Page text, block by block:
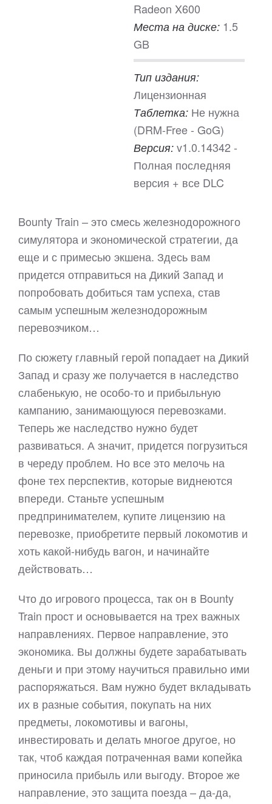
Radeon X600
Места на диске: 1.5
GB
Тип издания:
Лицензионная
Таблетка: Не нужна
(DRM-Free - GoG)
Версия: v1.0.14342 -
Полная последняя
версия + все DLC
Bounty Train – это смесь железнодорожного
симулятора и экономической стратегии, да
еще и с примесью экшена. Здесь вам
придется отправиться на Дикий Запад и
попробовать добиться там успеха, став
самым успешным железнодорожным
перевозчиком…
По сюжету главный герой попадает на Дикий
Запад и сразу же получается в наследство
слабенькую, не особо-то и прибыльную
кампанию, занимающуюся перевозками.
Теперь же наследство нужно будет
развиваться. А значит, придется погрузиться
в череду проблем. Но все это мелочь на
фоне тех перспектив, которые виднеются
впереди. Станьте успешным
предпринимателем, купите лицензию на
перевозке, приобретите первый локомотив и
хоть какой-нибудь вагон, и начинайте
действовать…
Что до игрового процесса, так он в Bounty
Train прост и основывается на трех важных
направлениях. Первое направление, это
экономика. Вы должны будете зарабатывать
деньги и при этому научиться правильно ими
распоряжаться. Вам нужно будет вкладывать
их в разные события, покупать на них
предметы, локомотивы и вагоны,
инвестировать и делать многое другое, но
так, чтоб каждая потраченная вами копейка
приносила прибыль или выгоду. Второе же
направление, это защита поезда – да-да,